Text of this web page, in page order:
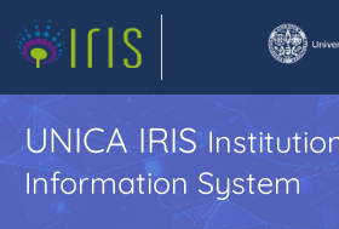
UNICA IRIS
Information System